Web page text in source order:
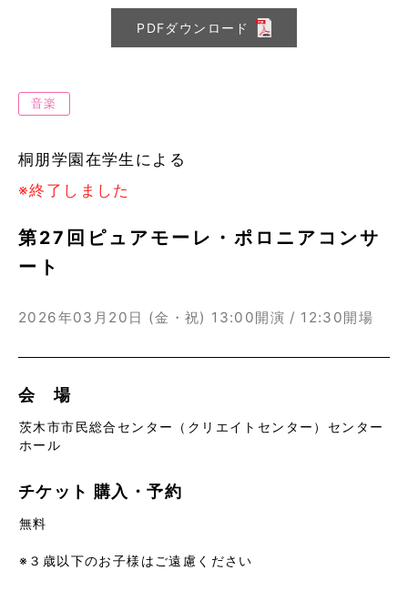
PDFダウンロード
音楽
桐朋学園在学生による
※終了しました
第27回ピュアモーレ・ポロニアコンサ
ート
2026年03月20日 (金・祝) 13:00開演 / 12:30開場
会 場
茨木市市民総合センター（クリエイトセンター）センター
ホール
チケット 購入・予約
無料
※３歳以下のお子様はご遠慮ください